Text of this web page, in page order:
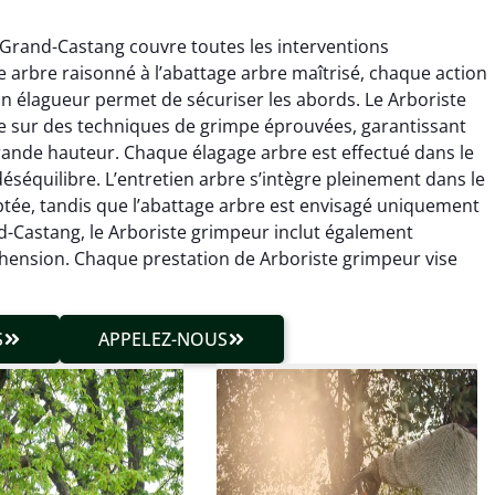
Castang couvre toutes les interventions
arbre raisonné à l’abattage arbre maîtrisé, chaque action
élagueur permet de sécuriser les abords. Le Arboriste
sur des techniques de grimpe éprouvées, garantissant
hauteur. Chaque élagage arbre est effectué dans le
L’entretien arbre s’intègre pleinement dans le
tandis que l’abattage arbre est envisagé uniquement
Castang, le Arboriste grimpeur inclut également
Chaque prestation de Arboriste grimpeur vise
APPELEZ-NOUS
Roussel
2025
propre et
malgré des
compliquées. Le
est exactement
à mes attentes.
Julien Caradec
18 juin 2025
Travail très soigné sur des
arbres difficiles d’accès.
propre et parfaitement